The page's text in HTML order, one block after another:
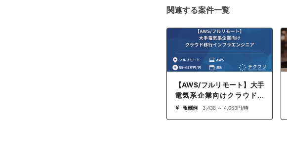
関連する案件一覧
【AWS/フルリモート】大手
電気系企業向けクラウド移
行インフラエンジニア
報酬例 3,438 ～ 4,063円/時